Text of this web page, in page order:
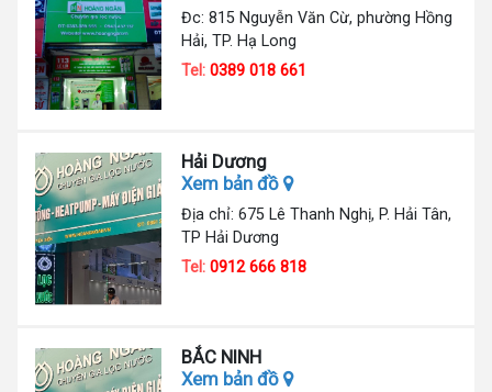
Đc: 815 Nguyễn Văn Cừ, phường Hồng
Hải, TP. Hạ Long
Tel:0389 018 661
Hải Dương
Xem bản đồ
Địa chỉ: 675 Lê Thanh Nghị, P. Hải Tân,
TP Hải Dương
Tel:0912 666 818
BẮC NINH
Xem bản đồ